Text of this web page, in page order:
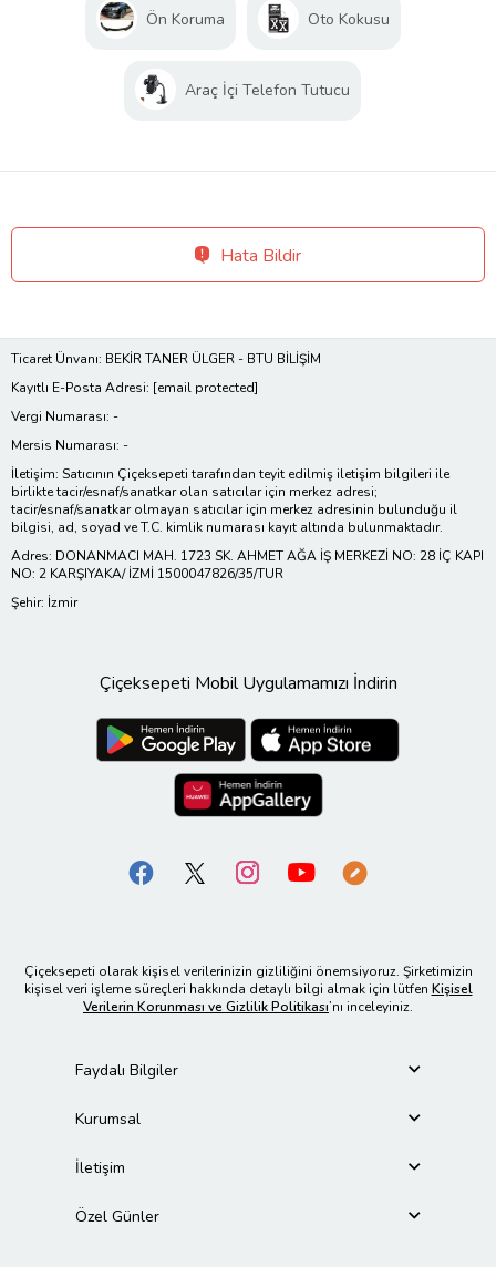
Ön Koruma Oto Kokusu
Araç İçi Telefon Tutucu
Hata Bildir
Ticaret Ünvanı: BEKİR TANER ÜLGER - BTU BİLİŞİM
Kayıtlı E-Posta Adresi: [email protected]
Vergi Numarası: -
Mersis Numarası: -
İletişim: Satıcının Çiçeksepeti tarafından teyit edilmiş iletişim bilgileri ile
birlikte tacir/esnaf/sanatkar olan satıcılar için merkez adresi;
tacir/esnaf/sanatkar olmayan satıcılar için merkez adresinin bulunduğu il
bilgisi, ad, soyad ve T.C. kimlik numarası kayıt altında bulunmaktadır.
Adres: DONANMACI MAH. 1723 SK. AHMET AĞA İŞ MERKEZİ NO: 28 İÇ KAPI
NO: 2 KARŞIYAKA/ İZMİ 1500047826/35/TUR
Şehir: İzmir
Çiçeksepeti Mobil Uygulamamızı İndirin
Çiçeksepeti olarak kişisel verilerinizin gizliliğini önemsiyoruz. Şirketimizin
kişisel veri işleme süreçleri hakkında detaylı bilgi almak için lütfen Kişisel
Verilerin Korunması ve Gizlilik Politikası’nı inceleyiniz.
Faydalı Bilgiler
Kurumsal
İletişim
Özel Günler